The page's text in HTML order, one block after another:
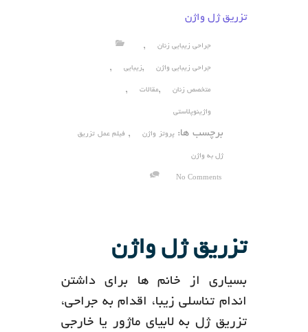
تزریق ژل واژن
جراحی زیبایی زنان ,
جراحی زیبایی واژن ,زیبایی ,
متخصص زنان ,مقالات ,
واژینوپلاستی
برچسب ها: پروتز واژن , فیلم عمل تزریق
ژل به واژن
No Comments
تزریق ژل واژن
بسیاری از خانم ها برای داشتن
اندام تناسلی زیبا، اقدام به جراحی،
تزریق ژل به لابیای ماژور یا خارجی